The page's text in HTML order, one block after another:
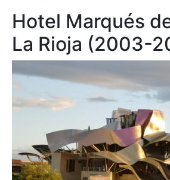
Hotel Marqués
La Rioja (2003-